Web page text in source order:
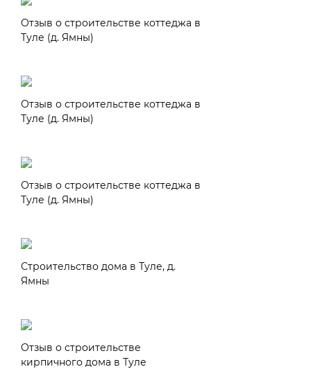
Отзыв о строительстве коттеджа в
Туле (д. Ямны)
Отзыв о строительстве коттеджа в
Туле (д. Ямны)
Отзыв о строительстве коттеджа в
Туле (д. Ямны)
Строительство дома в Туле, д.
Ямны
Отзыв о строительстве
кирпичного дома в Туле